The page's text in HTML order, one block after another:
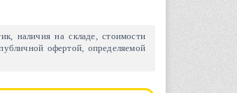
наличия на складе, стоимости
офертой, определяемой